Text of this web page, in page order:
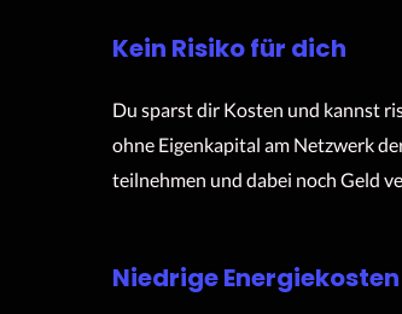
Kein Risiko für dich
Du sparst dir Kosten und kannst
ohne Eigenkapital am Netzwerk
teilnehmen und dabei noch Geld
Niedrige Energiekosten